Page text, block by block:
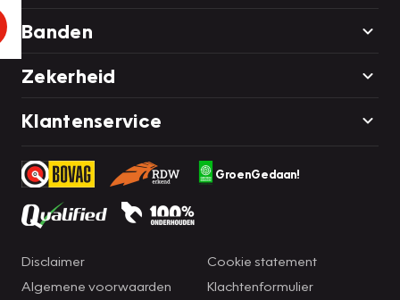
Banden
Zekerheid
Klantenservice
GroenGedaan!
Disclaimer
Algemene voorwaarden
Cookie statement
Klachtenformulier